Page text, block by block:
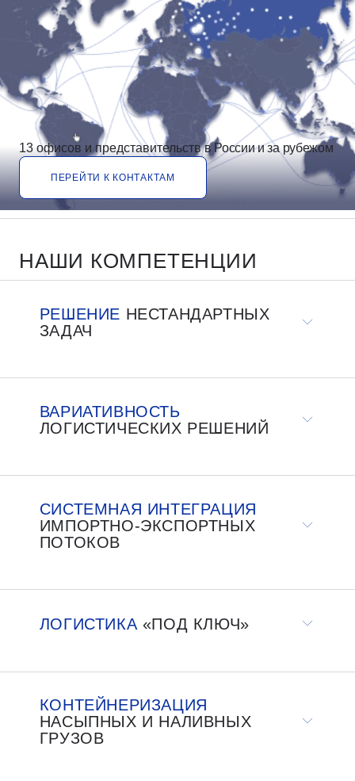
13 офисов и представительствв России и за рубежом
ПЕРЕЙТИ К КОНТАКТАМ
НАШИ КОМПЕТЕНЦИИ
РЕШЕНИЕ НЕСТАНДАРТНЫХ
ЗАДАЧ
ВАРИАТИВНОСТЬ
ЛОГИСТИЧЕСКИХ РЕШЕНИЙ
СИСТЕМНАЯ ИНТЕГРАЦИЯ
ИМПОРТНО-ЭКСПОРТНЫХ
ПОТОКОВ
ЛОГИСТИКА «ПОД КЛЮЧ»
КОНТЕЙНЕРИЗАЦИЯ
НАСЫПНЫХ И НАЛИВНЫХ
ГРУЗОВ